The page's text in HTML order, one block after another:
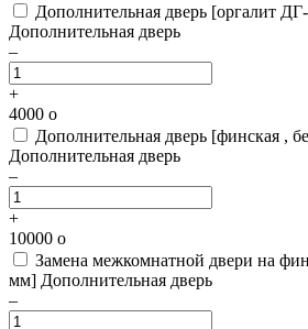
Дополнительная дверь [оргалит
Дополнительная дверь
–
+
4000 o
Дополнительная дверь [финская ,
Дополнительная дверь
–
+
10000 o
Замена межкомнатной двери на
мм] Дополнительная дверь
–